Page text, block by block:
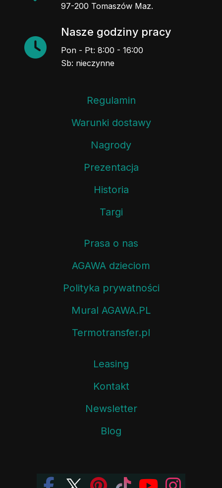
97-200 Tomaszów Maz.
Nasze godziny pracy
Pon - Pt: 8:00 - 16:00
Sb: nieczynne
Regulamin
Warunki dostawy
Nagrody
Prezentacja
Historia
Targi
Prasa o nas
AGAWA dzieciom
Polityka prywatności
Mural AGAWA.PL
Termotransfer.pl
Leasing
Kontakt
Newsletter
Blog